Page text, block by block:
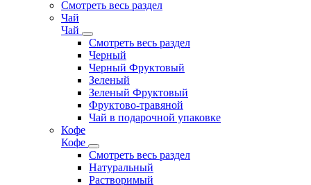
Смотреть весь раздел
Чай
Чай
Смотреть весь раздел
Черный
Черный Фруктовый
Зеленый
Зеленый Фруктовый
Фруктово-травяной
Чай в подарочной упаковке
Кофе
Кофе
Смотреть весь раздел
Натуральный
Растворимый